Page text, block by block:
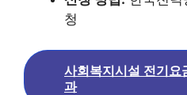
청
사회복지시설 전기요
과